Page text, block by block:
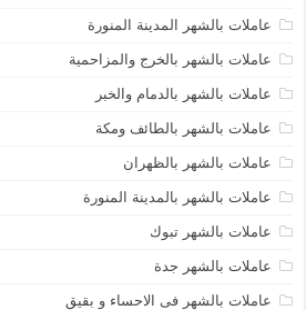
عاملات بالشهر المدينة المنورة
عاملات بالشهر بالخرج والمزاحمية
عاملات بالشهر بالدمام والخبر
عاملات بالشهر بالطائف ومكة
عاملات بالشهر بالظهران
عاملات بالشهر بالمدينة المنورة
عاملات بالشهر تبوك
عاملات بالشهر جدة
عاملات بالشهر فى الاحساء و بقيق